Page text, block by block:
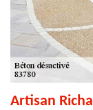
Artisan